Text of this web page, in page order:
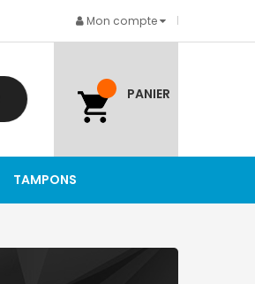
Mon compte
PANIER
TAMPONS